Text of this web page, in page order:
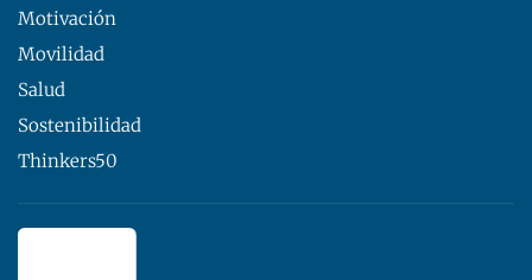
Motivación
Movilidad
Salud
Sostenibilidad
Thinkers50